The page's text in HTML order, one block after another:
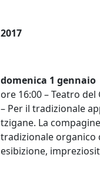
2017
domenica 1 gennaio
ore 16:00 – Teatro del
– Per il tradizionale
tzigane. La
tradizionale organico
esibizione,